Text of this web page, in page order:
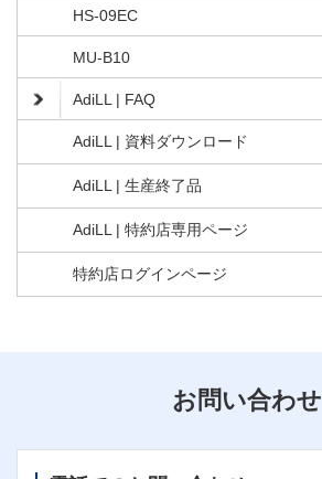
HS-09EC
MU-B10
AdiLL | FAQ
AdiLL | 資料ダウンロード
AdiLL | 生産終了品
AdiLL | 特約店専用ページ
特約店ログインページ
お問い合わせ